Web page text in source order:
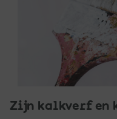
Zijn kalkverf en